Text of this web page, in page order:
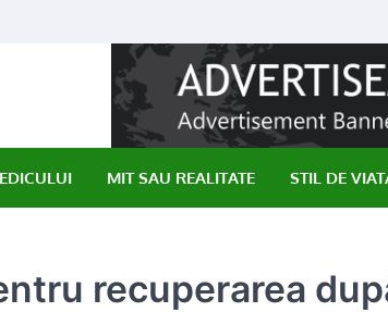
MIT SAU REALITATE STIL DE
recuperarea